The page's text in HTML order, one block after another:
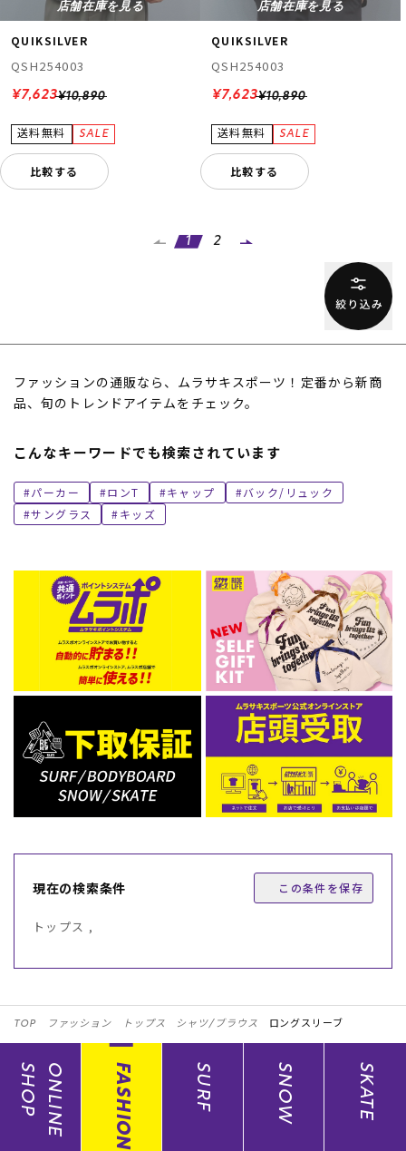
店舗在庫を見る
QUIKSILVER
QSH254003
¥10,890
¥7,623
比較する
店舗在庫を見る
QUIKSILVER
QSH254003
¥10,890
¥7,623
比較する
1 2
ファッションの通販なら、ムラサキスポーツ！定番から新商
品、旬のトレンドアイテムをチェック。
こんなキーワードでも検索されています
パーカー ロンT キャップ
バック/リュック
サングラス
キッズ
現在の検索条件 この条件を保存
トップス ,
TOP ファッション トップス シャツ/ブラウス ロングスリーブ
ONLINE
SHOP FASHION SURF SNOW SKATE